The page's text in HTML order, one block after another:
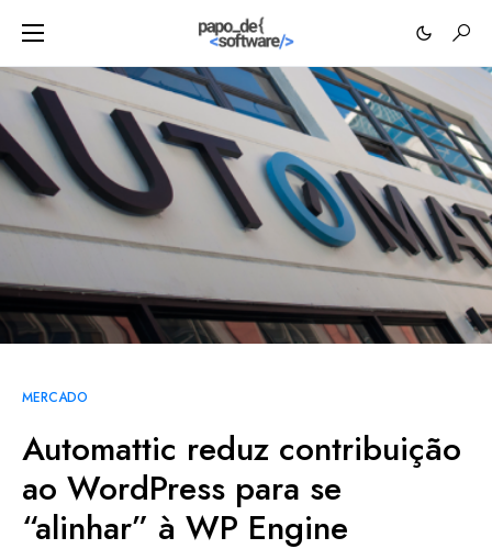
MERCADO
Automattic reduz contribuição
ao WordPress para se
“alinhar” à WP Engine